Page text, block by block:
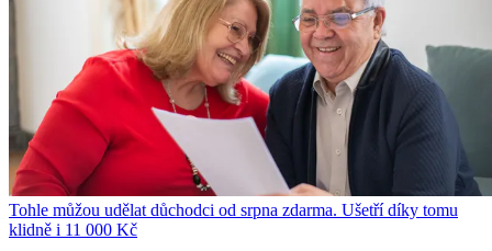
Tohle můžou udělat důchodci od srpna zdarma. Ušetří díky tomu
klidně i 11 000 Kč